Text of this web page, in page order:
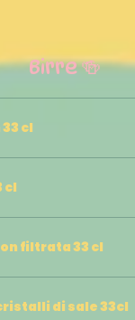
Birre 🍻
cl
cl
filtrata 33 cl
di sale 33cl